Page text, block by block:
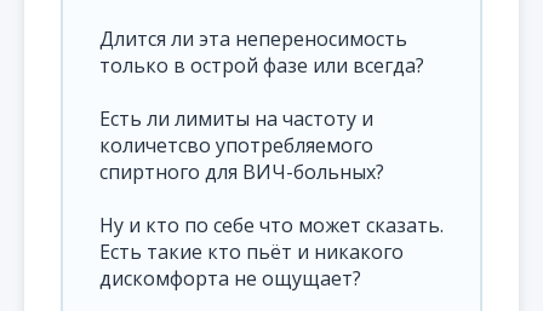
Длится ли эта непереносимость
только в острой фазе или всегда?
Есть ли лимиты на частоту и
количетсво употребляемого
спиртного для ВИЧ-больных?
Ну и кто по себе что может сказать.
Есть такие кто пьёт и никакого
дискомфорта не ощущает?